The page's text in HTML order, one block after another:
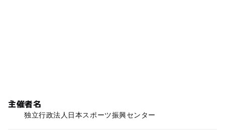
主催者名
独立行政法人日本スポーツ振興センター